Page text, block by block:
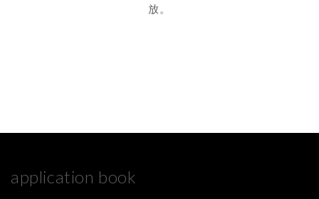
放。
application book